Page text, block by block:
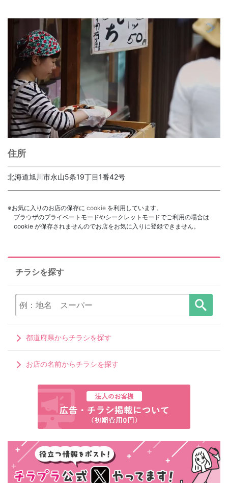
住所
北海道旭川市永山5条19丁目1番42号
※お気に入りのお店の保存に cookie を利用しています。
ブラウザのプライベートモードやシークレットモードでご利用の場合は
cookie が保存されませんのでお店をお気に入りに登録できません。
チラシを探す
都道府県からチラシを探す
お店の名前からチラシを探す